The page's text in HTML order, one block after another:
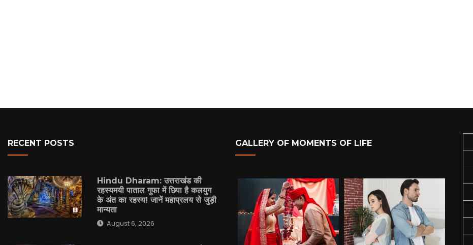
RECENT POSTS
Hindu Dharam: उत्तराखंड की
रहस्यमयी पाताल गुफा में छिपा है कलयुग
के अंत का रहस्य! जानें महाप्रलय से जुड़ी
मान्यता
August 6, 2026
GALLERY OF MOMENTS OF LIFE